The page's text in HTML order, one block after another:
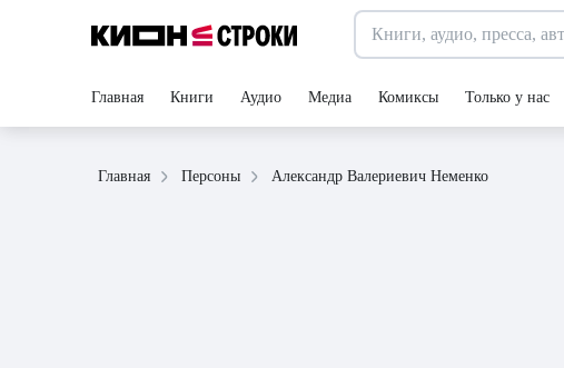
Главная Книги Аудио Медиа Комиксы Только у нас
Главная Персоны Александр Валериевич Неменко